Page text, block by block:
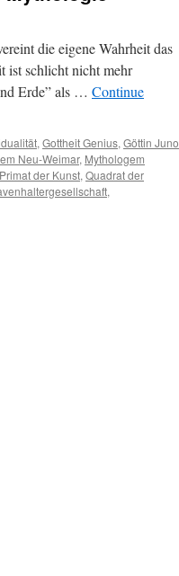
die eigene Wahrheit das
ist schlicht nicht mehr
Erde” als … Continue
, Gottheit Genius, Göttin Juno
Neu-Weimar, Mythologem
Primat der Kunst, Quadrat der
,